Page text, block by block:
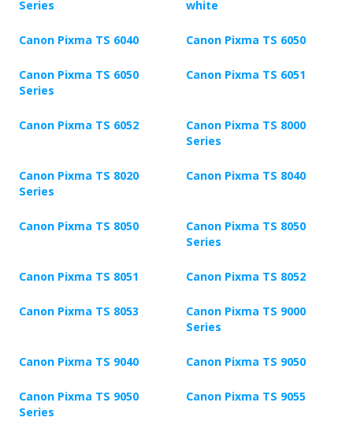
Series
white
Canon Pixma TS 6040 Canon Pixma TS 6050
Canon Pixma TS 6050
Series
Canon Pixma TS 6051
Canon Pixma TS 6052
Canon Pixma TS 8000
Series
Canon Pixma TS 8020
Series
Canon Pixma TS 8040
Canon Pixma TS 8050
Canon Pixma TS 8050
Series
Canon Pixma TS 8051 Canon Pixma TS 8052
Canon Pixma TS 8053
Canon Pixma TS 9000
Series
Canon Pixma TS 9040 Canon Pixma TS 9050
Canon Pixma TS 9050
Series
Canon Pixma TS 9055